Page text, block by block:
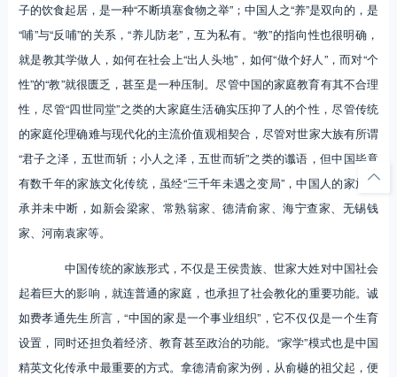
子的饮食起居，是一种“不断填塞食物之举”；中国人之“养”是双向的，是
“哺”与“反哺”的关系，“养儿防老”，互为私有。“教”的指向性也很明确，
就是教其学做人，如何在社会上“出人头地”，如何“做个好人”，而对“个
性”的“教”就很匮乏，甚至是一种压制。尽管中国的家庭教育有其不合理
性，尽管“四世同堂”之类的大家庭生活确实压抑了人的个性，尽管传统
的家庭伦理确难与现代化的主流价值观相契合，尽管对世家大族有所谓
“君子之泽，五世而斩；小人之泽，五世而斩”之类的谶语，但中国毕竟
有数千年的家族文化传统，虽经“三千年未遇之变局”，中国人的家族传
承并未中断，如新会梁家、常熟翁家、德清俞家、海宁查家、无锡钱
家、河南袁家等。
中国传统的家族形式，不仅是王侯贵族、世家大姓对中国社会
起着巨大的影响，就连普通的家庭，也承担了社会教化的重要功能。诚
如费孝通先生所言，“中国的家是一个事业组织”，它不仅仅是一个生育
设置，同时还担负着经济、教育甚至政治的功能。“家学”模式也是中国
精英文化传承中最重要的方式。拿德清俞家为例，从俞樾的祖父起，便